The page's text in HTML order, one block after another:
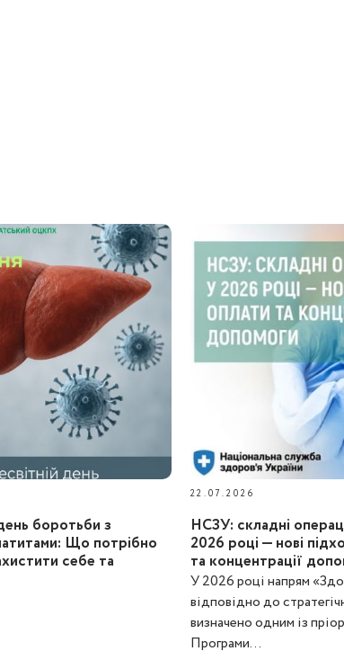
боротьби з
Що потрібно
себе та
22.07.2026
НСЗУ: складні
2026 році — нові
та концентрації
У 2026 році напрям
відповідно до
визначено одним із
Програми...